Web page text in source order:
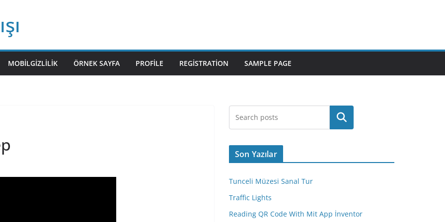
MOBILGIZLILIK ÖRNEK SAYFA PROFILE REGISTRATION SAMPLE PAGE
Ara
Son Yazılar
Tunceli Müzesi Sanal Tur
Traffic Lights
Reading QR Code With Mit App İnventor